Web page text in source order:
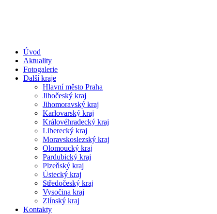
Úvod
Aktuality
Fotogalerie
Další kraje
Hlavní město Praha
Jihočeský kraj
Jihomoravský kraj
Karlovarský kraj
Královéhradecký kraj
Liberecký kraj
Moravskoslezský kraj
Olomoucký kraj
Pardubický kraj
Plzeňský kraj
Ústecký kraj
Středočeský kraj
Vysočina kraj
Zlínský kraj
Kontakty